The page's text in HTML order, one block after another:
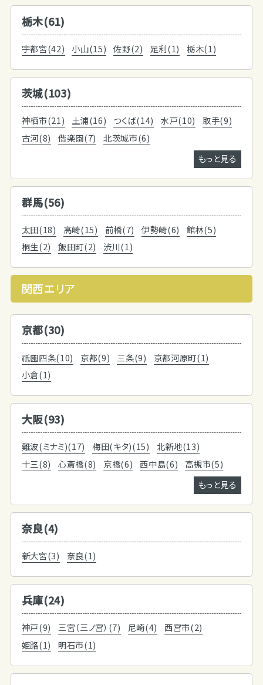
栃木(61)
宇都宮(42) 小山(15) 佐野(2) 足利(1) 栃木(1)
茨城(103)
神栖市(21) 土浦(16) つくば(14) 水戸(10)
取手(9)
古河(8)
偕楽園(7)
北茨城市(6)
もっと見る
群馬(56)
太田(18) 高崎(15) 前橋(7) 伊勢崎(6)
館林(5)
桐生(2)
飯田町(2) 渋川(1)
関西エリア
京都(30)
祇園四条(10) 京都(9) 三条(9)
京都河原町(1)
小倉(1)
大阪(93)
難波(ミナミ)(17) 梅田(キタ)(15)
北新地(13)
十三(8)
心斎橋(8) 京橋(6) 西中島(6)
高槻市(5)
もっと見る
奈良(4)
新大宮(3) 奈良(1)
兵庫(24)
神戸(9) 三宮（三ノ宮）(7) 尼崎(4)
西宮市(2)
姫路(1)
明石市(1)